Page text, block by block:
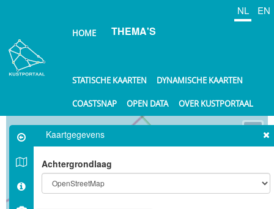
inhoud
gaan
NL EN
HOME THEMA'S
STATISCHE KAARTEN DYNAMISCHE KAARTEN
COASTSNAP OPEN DATA OVER KUSTPORTAAL
Kaartgegevens
Achtergrondlaag
−
⤢